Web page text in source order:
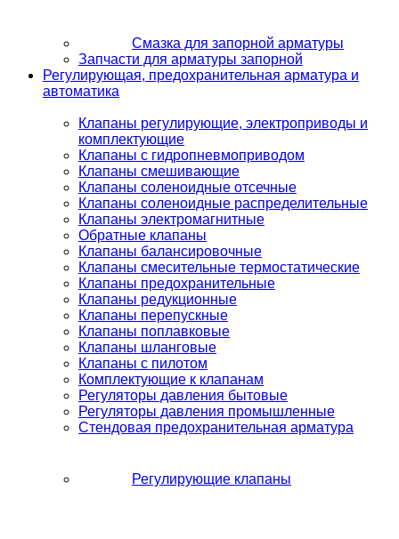
Смазка для запорной арматуры
Запчасти для арматуры запорной
Регулирующая, предохранительная арматура и
автоматика
Клапаны регулирующие, электроприводы и
комплектующие
Клапаны с гидропневмоприводом
Клапаны смешивающие
Клапаны соленоидные отсечные
Клапаны соленоидные распределительные
Клапаны электромагнитные
Обратные клапаны
Клапаны балансировочные
Клапаны смесительные термостатические
Клапаны предохранительные
Клапаны редукционные
Клапаны перепускные
Клапаны поплавковые
Клапаны шланговые
Клапаны с пилотом
Комплектующие к клапанам
Регуляторы давления бытовые
Регуляторы давления промышленные
Стендовая предохранительная арматура
Регулирующие клапаны